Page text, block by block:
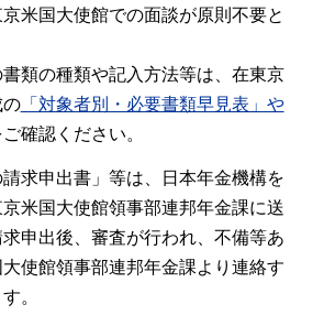
米国大使館での面談が原則不要と
類の種類や記入方法等は、在東京
「対象者別・必要書類早見表」や
ご確認ください。
請求申出書」等は、日本年金機構を
米国大使館領事部連邦年金課に送
申出後、審査が行われ、不備等あ
使館領事部連邦年金課より連絡す
。